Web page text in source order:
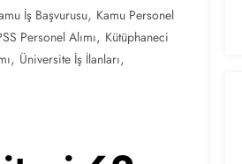
İş Başvurusu, Kamu Personel
Personel Alımı, Kütüphaneci
, Üniversite İş İlanları,